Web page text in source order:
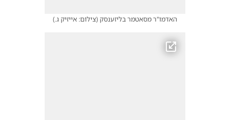
האדמו"ר מסאטמר בליזענסק (צילום: אייזיק ג.)